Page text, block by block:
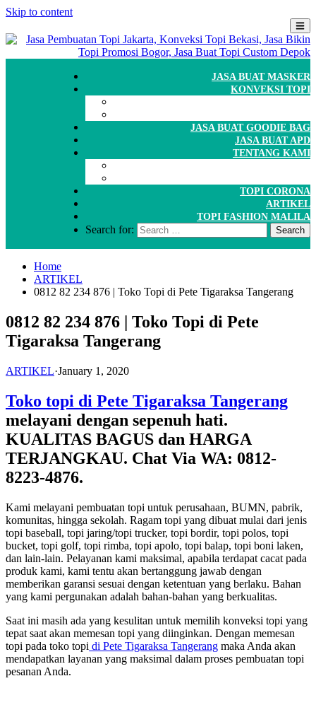
Skip to content
JASA BUAT MASKER
KONVEKSI TOPI
JASA BUAT GOODIE BAG
JASA BUAT APD
TENTANG KAMI
TOPI CORONA
ARTIKEL
TOPI FASHION MALILA
Search for:
Home
ARTIKEL
0812 82 234 876 | Toko Topi di Pete Tigaraksa Tangerang
0812 82 234 876 | Toko Topi di Pete
Tigaraksa Tangerang
ARTIKEL·January 1, 2020
Toko topi di Pete Tigaraksa Tangerang
melayani dengan sepenuh hati.
KUALITAS BAGUS dan HARGA
TERJANGKAU. Chat Via WA: 0812-
8223-4876.
Kami melayani pembuatan topi untuk perusahaan, BUMN, pabrik,
komunitas, hingga sekolah. Ragam topi yang dibuat mulai dari jenis
topi baseball, topi jaring/topi trucker, topi bordir, topi polos, topi
bucket, topi golf, topi rimba, topi apolo, topi balap, topi boni laken,
dan lain-lain. Pelayanan kami maksimal, apabila terdapat cacat pada
produk kami, kami tentu akan bertanggung jawab dengan
memberikan garansi sesuai dengan ketentuan yang berlaku. Bahan
yang kami pergunakan adalah bahan-bahan yang berkualitas.
Saat ini masih ada yang kesulitan untuk memilih konveksi topi yang
tepat saat akan memesan topi yang diinginkan. Dengan memesan
topi pada toko topi di Pete Tigaraksa Tangerang maka Anda akan
mendapatkan layanan yang maksimal dalam proses pembuatan topi
pesanan Anda.